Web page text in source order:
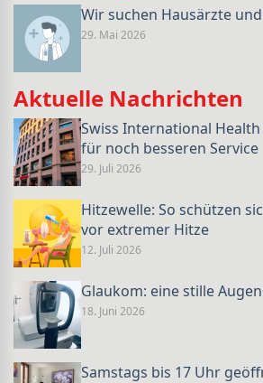
Wir suchen Hausärzte
29. Mai 2026
Aktuelle Nachrichten
Swiss International
für noch besseren Service
29. Juli 2026
Hitzewelle: So schützen
vor extremer Hitze
12. Juli 2026
Glaukom: eine stille
18. Juni 2026
Samstags bis 17 Uhr